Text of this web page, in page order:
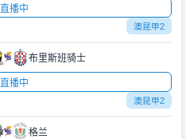
直播中
澳昆甲2
布里斯班骑士
直播中
澳昆甲2
格兰